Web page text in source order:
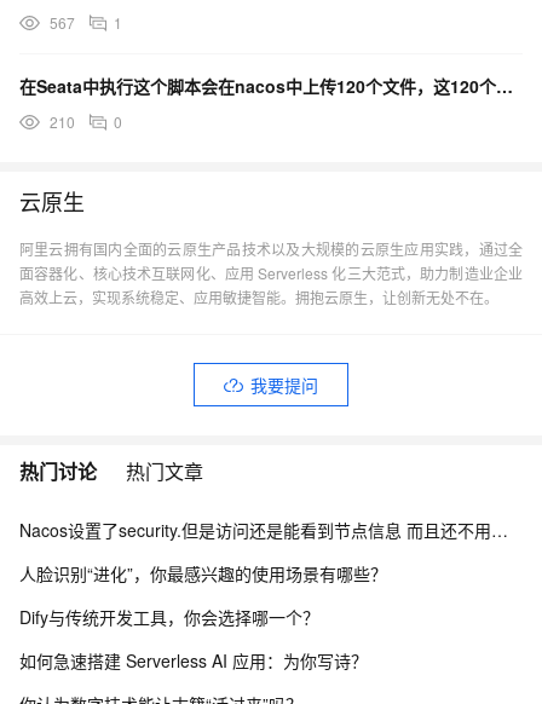
567 1
在Seata中执行这个脚本会在nacos中上传120个文件，这120个配置文件的作用是什么？
210 0
云原生
阿里云拥有国内全面的云原生产品技术以及大规模的云原生应用实践，通过全
面容器化、核心技术互联网化、应用 Serverless 化三大范式，助力制造业企业
高效上云，实现系统稳定、应用敏捷智能。拥抱云原生，让创新无处不在。
我要提问
热门讨论 热门文章
Nacos设置了security.但是访问还是能看到节点信息 而且还不用验证身份怎么办？
人脸识别“进化”，你最感兴趣的使用场景有哪些？
Dify与传统开发工具，你会选择哪一个？
如何急速搭建 Serverless AI 应用：为你写诗？